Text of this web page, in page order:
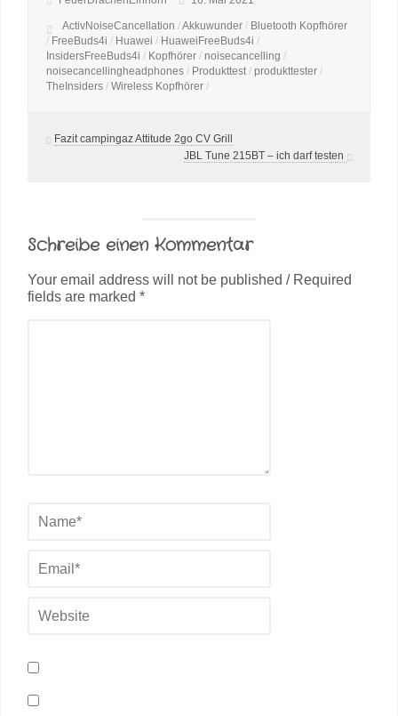
ActivNoiseCancellation /Akkuwunder / Bluetooth Kopfhörer
/ FreeBuds4i / Huawei / HuaweiFreeBuds4i /
InsidersFreeBuds4i / Kopfhörer / noisecancelling /
noisecancellingheadphones / Produkttest / produkttester /
TheInsiders / Wireless Kopfhörer /
Fazit campingaz Attitude 2go CV Grill
JBL Tune 215BT – ich darf testen
Schreibe einen Kommentar
Your email address will not be published / Required
fields are marked *